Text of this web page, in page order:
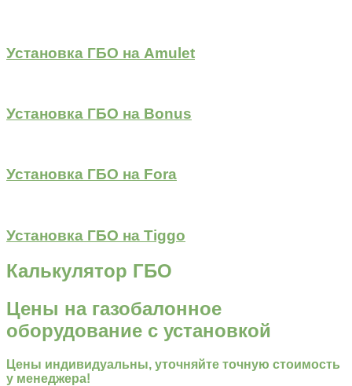
Установка ГБО на Amulet
Установка ГБО на Bonus
Установка ГБО на Fora
Установка ГБО на Tiggo
Калькулятор ГБО
Цены на газобалонное
оборудование с установкой
Цены индивидуальны, уточняйте точную стоимость
у менеджера!